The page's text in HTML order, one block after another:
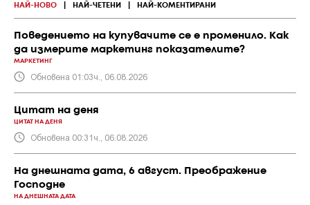
НАЙ-НОВО НАЙ-ЧЕТЕНИ НАЙ-КОМЕНТИРАНИ
Поведението на купувачите се е променило. Как
да измерите маркетинг показателите?
МАРКЕТИНГ
Обновена 01:03ч., 06.08.2026
Цитат на деня
ЦИТАТ НА ДЕНЯ
Обновена 00:31ч., 06.08.2026
На днешната дата, 6 август. Преображение
Господне
НА ДНЕШНАТА ДАТА